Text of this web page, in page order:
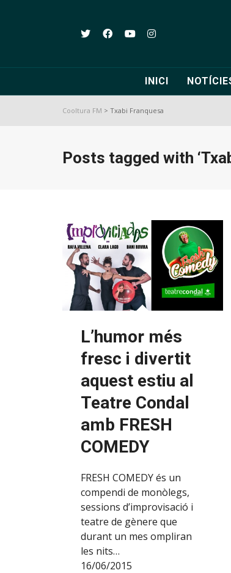
INICI
Cooltura FM > Txabi Franquesa
Posts tagged with
L’humor més
fresc i divertit
aquest estiu al
Teatre Condal
amb FRESH
COMEDY
FRESH COMEDY és un
compendi de monòlegs,
sessions d’improvisació i
teatre de gènere que
durant un mes ompliran
les nits…
16/06/2015